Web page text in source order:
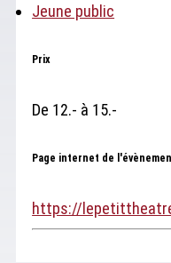
Jeune public
Prix
De 12.- à 15.-
Page internet de
https://